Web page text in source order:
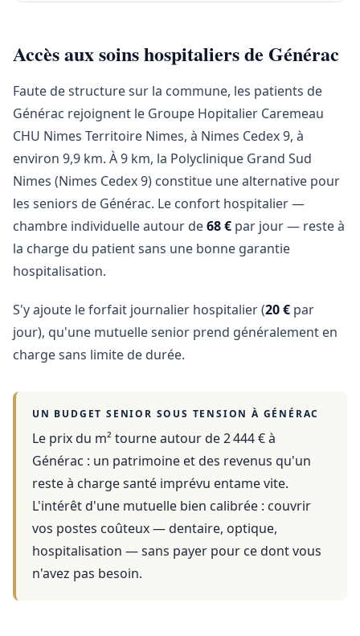
Accès aux soins hospitaliers de Générac
Faute de structure sur la commune, les patients de
Générac rejoignent le Groupe Hopitalier Caremeau
CHU Nimes Territoire Nimes, à Nimes Cedex 9, à
environ 9,9 km. À 9 km, la Polyclinique Grand Sud
Nimes (Nimes Cedex 9) constitue une alternative pour
les seniors de Générac. Le confort hospitalier —
chambre individuelle autour de68 € par jour — reste à
la charge du patient sans une bonne garantie
hospitalisation.
S'y ajoute le forfait journalier hospitalier (20 € par
jour), qu'une mutuelle senior prend généralement en
charge sans limite de durée.
UN BUDGET SENIOR SOUS TENSION À GÉNÉRAC
Le prix du m² tourne autour de 2 444 €à
Générac : un patrimoine et des revenus qu'un
reste à charge santé imprévu entame vite.
L'intérêt d'une mutuelle bien calibrée : couvrir
vos postes coûteux — dentaire, optique,
hospitalisation — sans payer pour ce dont vous
n'avez pas besoin.